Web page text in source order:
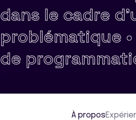
dans le cadre
problématique •
de
À propos